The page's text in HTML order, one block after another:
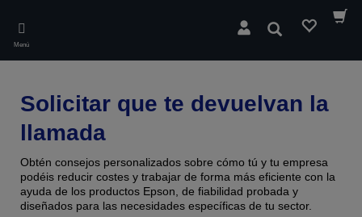
main
content
Menú
Buscar
Solicitar que te devuelvan la
llamada
Obtén consejos personalizados sobre cómo tú y tu empresa
podéis reducir costes y trabajar de forma más eficiente con la
ayuda de los productos Epson, de fiabilidad probada y
diseñados para las necesidades específicas de tu sector.